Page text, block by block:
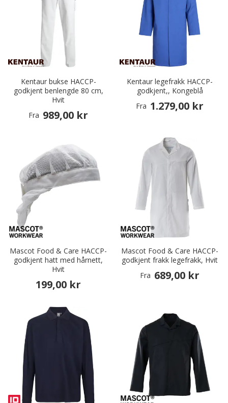
Kentaur bukse HACCP-
godkjent benlengde 80 cm,
Hvit
Fra 989,00 kr
Kentaur legefrakk HACCP-
godkjent,, Kongeblå
Fra 1.279,00 kr
Mascot Food & Care HACCP-
godkjent hatt med hårnett,
Hvit
199,00 kr
Mascot Food & Care HACCP-
godkjent frakk legefrakk, Hvit
Fra 689,00 kr